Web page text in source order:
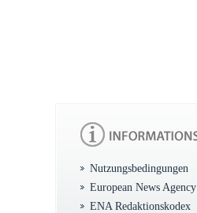
Nutzungsbedingungen
European News Agency
ENA Redaktionskodex